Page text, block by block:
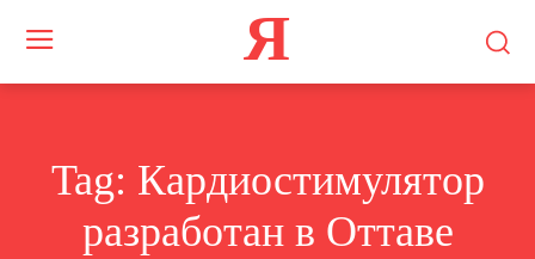
Я
Tag: Кардиостимулятор
разработан в Оттаве